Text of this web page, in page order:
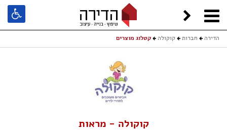
הדירה חברות קוקולה קטלוג מוצרים
קוקולה - מראות